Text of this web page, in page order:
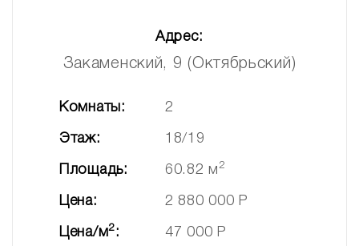
Адрес:
Закаменский, 9 (Октябрьский)
Комнаты: 2
Этаж: 18/19
Площадь: 60.82 м 2
Цена: 2 880 000 Р
Цена/м2: 47 000 Р